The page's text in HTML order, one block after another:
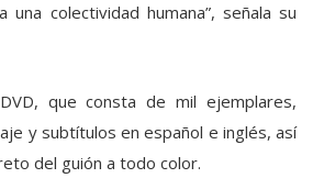
colectividad humana”, señala su
que consta de mil ejemplares,
y subtítulos en español e inglés, así
del guión a todo color.